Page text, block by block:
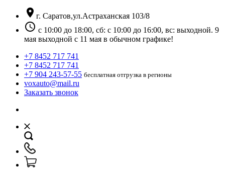
location_on г. Саратов,ул.Астраханская 103/8
schedule с 10:00 до 18:00, сб: с 10:00 до 16:00, вс: выходной. 9
мая выходной с 11 мая в обычном графике!
+7 8452 717 741
+7 8452 717 741
+7 904 243-57-55 бесплатная отгрузка в регионы
voxauto@mail.ru
Заказать звонок